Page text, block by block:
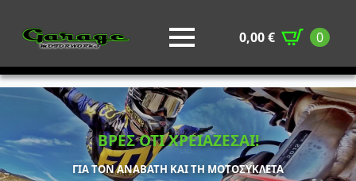
0,00€ 0
ΒΡΕΣ ΟΤΙ ΧΡΕΙΑΖΕΣΑΙ!
ΓΙΑ ΤΟΝ ΑΝΑΒΑΤΗ ΚΑΙ ΤΗ ΜΟΤΟΣΥΚΛΕΤΑ